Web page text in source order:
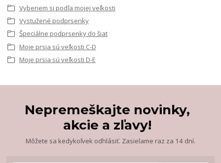
Vyberiem si podľa mojej veľkosti
Vystužené podprsenky
Špeciálne podprsenky do šiat
Moje prsia sú veľkosti C-D
Moje prsia sú veľkosti D-E
Nepremeškajte novinky,
akcie a zľavy!
Môžete sa kedykoľvek odhlásiť. Zasielame raz za 14 dní.